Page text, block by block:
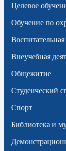
Целевое
Обучение по
Воспитательная
Внеучебная
Общежитие
Студенческий
Спорт
Библиотека и